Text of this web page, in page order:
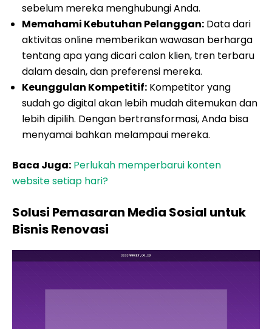
sebelum mereka menghubungi Anda.
Memahami Kebutuhan Pelanggan: Data dari
aktivitas online memberikan wawasan berharga
tentang apa yang dicari calon klien, tren terbaru
dalam desain, dan preferensi mereka.
Keunggulan Kompetitif: Kompetitor yang
sudah go digital akan lebih mudah ditemukan dan
lebih dipilih. Dengan bertransformasi, Anda bisa
menyamai bahkan melampaui mereka.
Baca Juga: Perlukah memperbarui konten
website setiap hari?
Solusi Pemasaran Media Sosial untuk
Bisnis Renovasi